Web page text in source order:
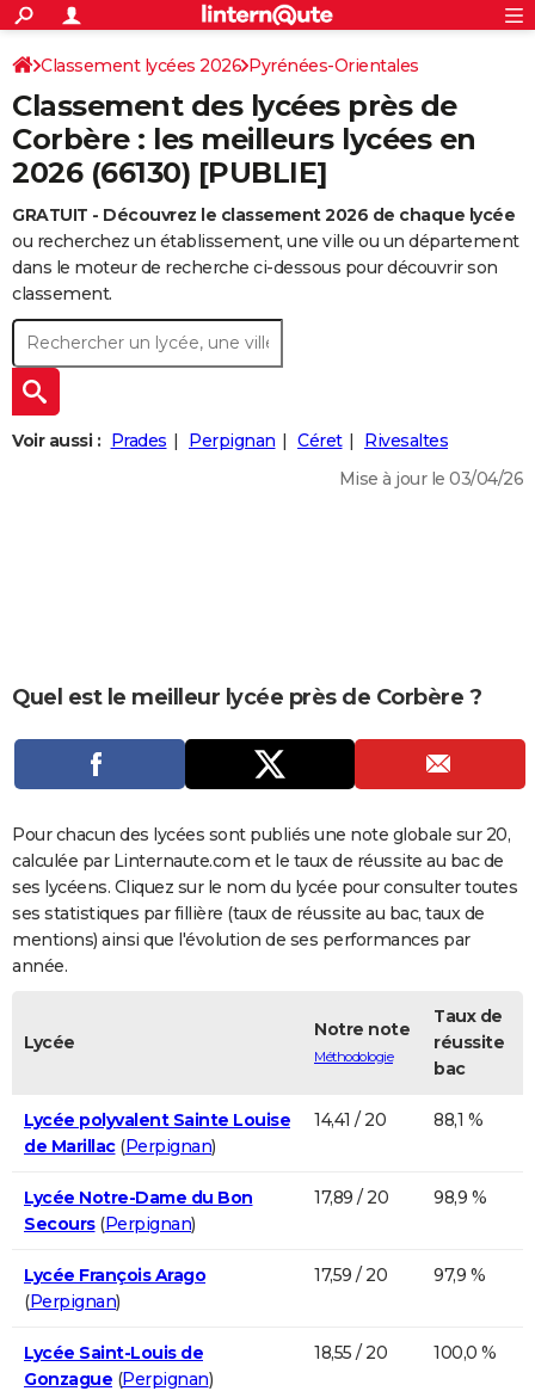
ACTUALITÉS
Politique
Société
Faits Divers
Education
Monde
Villes
+
SPORT
Coupe du monde 2026
Football
Tennis
Cyclisme
Rugby
Forum
CULTURE
Programme TV
TNT
Streaming
Cinéma
Sorties cinéma
Musique
+
FINANCE
Retraite
Impôts
Epargne
Immobilier
Risques naturels par ville
Banque
Assurance
Crédit
AUTO
Essais
Réserver un essai
Citadines
Berlines
SUV
Forum auto
+
HIGH-TECH
BRICOLAGE
Forum
Aménagement intérieur
Extérieur
Cuisine
Salle de bains
Jardinage
Rangement
+WEEK-END
Guides de France
Escapades
Patrimoine
Expositions
Musées
Week-end nature
+
LIFESTYLE
CARTE DE VOEUX
Carte de Noël
Carte Bonne année
Carte Saint-Valentin
Carte Pâques
Carte d'anniversaire
DICTIONNAIRE
COPAINS D'AVANT
S'inscrire
Se connecter
Lycées
Collèges
Primaires
Universités
Entreprises
Service militaire
Avis de recherche
AVIS DE DÉCÈS
FORUM
Rechercher
S'inscrire
Connexion
Classement lycées 2026 Pyrénées-Orientales
Classement des lycées près de
Corbère : les meilleurs lycées en
2026 (66130) [PUBLIE]
GRATUIT - Découvrez le classement 2026 de chaque lycée
ou recherchez un établissement, une ville ou un département
dans le moteur de recherche ci-dessous pour découvrir son
classement.
Voir aussi : Prades Perpignan Céret
Rivesaltes
Mise à jour le 03/04/26
Quel est le meilleur lycée près de Corbère ?
Pour chacun des lycées sont publiés une note globale sur 20,
calculée par Linternaute.com et le taux de réussite au bac de
ses lycéens. Cliquez sur le nom du lycée pour consulter toutes
ses statistiques par fillière (taux de réussite au bac, taux de
mentions) ainsi que l'évolution de ses performances par
année.
Lycée
Notre note
Méthodologie
Taux de
réussite
bac
Lycée polyvalent Sainte Louise
de Marillac(Perpignan)
14,41 / 20 88,1 %
Lycée Notre-Dame du Bon
Secours(Perpignan)
17,89 / 20 98,9 %
Lycée François Arago
(Perpignan)
17,59 / 20 97,9 %
Lycée Saint-Louis de
Gonzague (Perpignan)
18,55 / 20 100,0 %